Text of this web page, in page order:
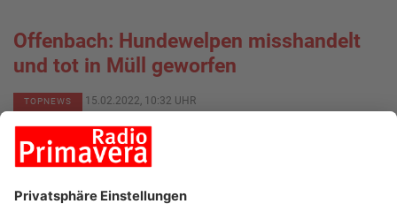
Offenbach: Hundewelpen misshandelt
und tot in Müll geworfen
TOPNEWS 15.02.2022, 10:32 UHR